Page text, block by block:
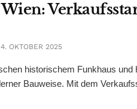
OKTOBER 2025
historischem Funkhaus und
Bauweise. Mit dem